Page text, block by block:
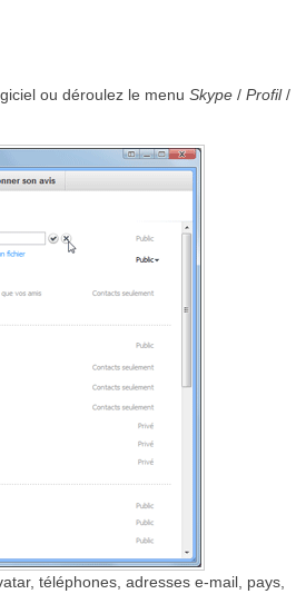
ou déroulez le menu Skype / Profil/
téléphones, adresses e-mail, pays,